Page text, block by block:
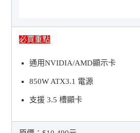
必買重點
通用NVIDIA/AMD顯示卡
850W ATX3.1 電源
支援 3.5 槽顯卡